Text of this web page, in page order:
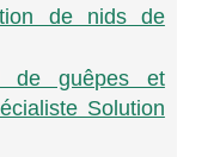
de nids de
de guêpes et
Solution